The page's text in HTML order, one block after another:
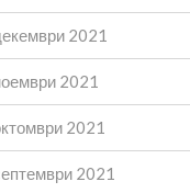
2021
2021
2021
2021